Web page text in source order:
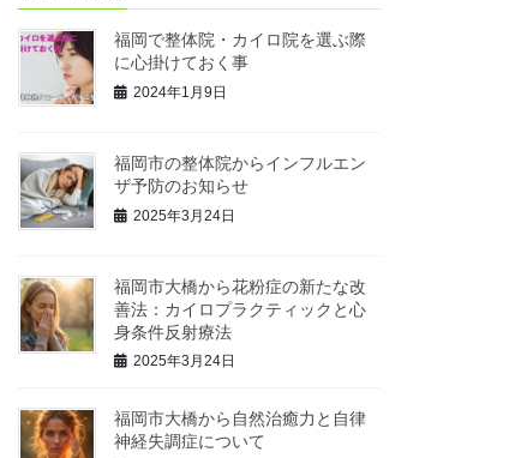
福岡で整体院・カイロ院を選ぶ際
に心掛けておく事
2024年1月9日
福岡市の整体院からインフルエン
ザ予防のお知らせ
2025年3月24日
福岡市大橋から花粉症の新たな改
善法：カイロプラクティックと心
身条件反射療法
2025年3月24日
福岡市大橋から自然治癒力と自律
神経失調症について